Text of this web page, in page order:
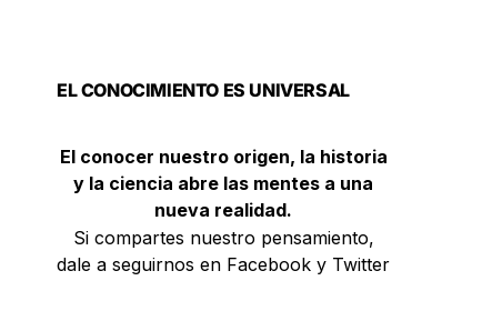
EL CONOCIMIENTO ES UNIVERSAL
El conocer nuestro origen, la historia
y la ciencia abre las mentes a una
nueva realidad.
Si compartes nuestro pensamiento,
dale a seguirnos en Facebook y Twitter